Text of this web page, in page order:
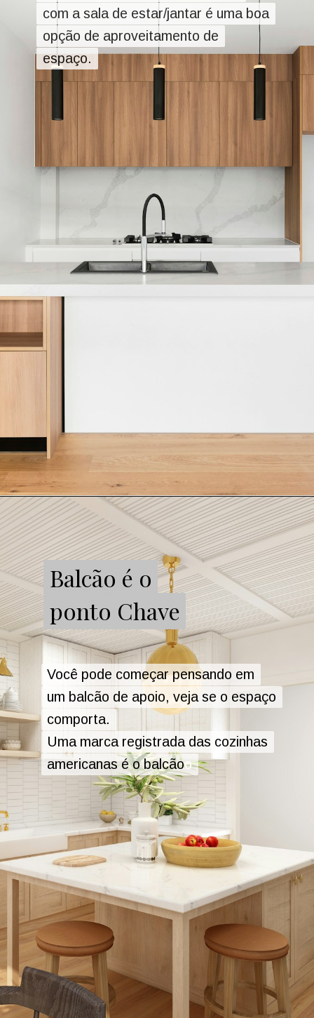
com a sala de estar/jantar é uma boa
opção de aproveitamento de
espaço.
com a sala de estar/jantar é uma boa
opção de aproveitamento de
espaço.
Você pode começar pensando em
um balcão de apoio, veja se o espaço
comporta.
Uma marca registrada das cozinhas
americanas é o balcãoo
Você pode começar pensando em
um balcão de apoio, veja se o espaço
comporta.
Uma marca registrada das cozinhas
americanas é o balcãoo
Balcão é o
ponto Chave
Balcão é o
ponto Chave